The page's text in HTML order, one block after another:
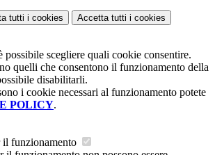
tutti i cookies Accetta tutti i cookies
possibile scegliere quali cookie consentire.
quelli che consentono il funzionamento della
disabilitarli.
i cookie necessari al funzionamento potete
POLICY.
il funzionamento